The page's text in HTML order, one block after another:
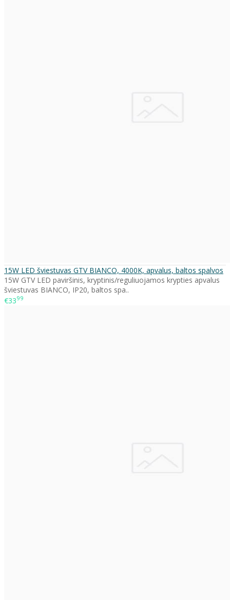
15W LED šviestuvas GTV BIANCO, 4000K, apvalus, baltos spalvos
15W GTV LED paviršinis, kryptinis/reguliuojamos krypties apvalus
šviestuvas BIANCO, IP20, baltos spa..
€3399